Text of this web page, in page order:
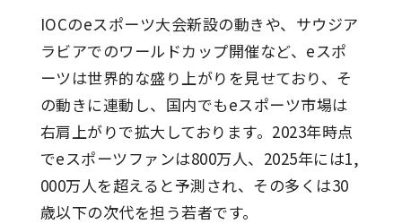
IOCのeスポーツ大会新設の動きや、サウジア
ラビアでのワールドカップ開催など、eスポ
ーツは世界的な盛り上がりを見せており、そ
の動きに連動し、国内でもeスポーツ市場は
右肩上がりで拡大しております。2023年時点
でeスポーツファンは800万人、2025年には1,
000万人を超えると予測され、その多くは30
歳以下の次代を担う若者です。